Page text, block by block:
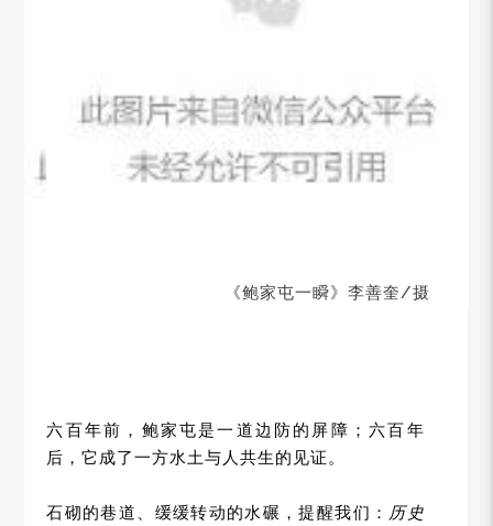
《鲍家屯一瞬》李善奎/摄
六百年前，鲍家屯是一道边防的屏障；六百年
后，它成了一方水土与人共生的见证。
石砌的巷道、缓缓转动的水碾，提醒我们： 历史